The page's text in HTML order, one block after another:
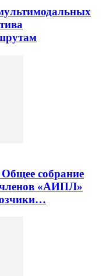
Общее собрание
«АИПЛ»